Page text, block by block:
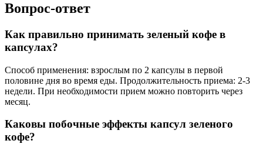
Вопрос-ответ
Как правильно принимать зеленый кофе в
капсулах?
Способ применения: взрослым по 2 капсулы в первой
половине дня во время еды. Продолжительность приема: 2-3
недели. При необходимости прием можно повторить через
месяц.
Каковы побочные эффекты капсул зеленого
кофе?